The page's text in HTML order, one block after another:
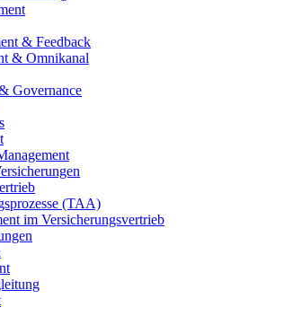
& Feedback
& Omnikanal
Governance
(TAA)
im Versicherungsvertrieb